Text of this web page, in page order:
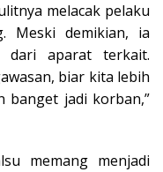
melacak pelaku
Meski demikian, ia
dari aparat terkait.
biar kita lebih
banget jadi korban,”
memang menjadi